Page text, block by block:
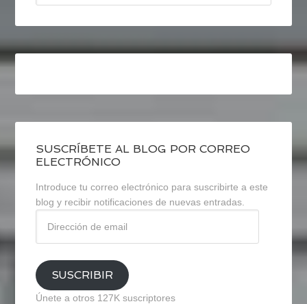
SUSCRÍBETE AL BLOG POR CORREO
ELECTRÓNICO
Introduce tu correo electrónico para suscribirte a este
blog y recibir notificaciones de nuevas entradas.
email
SUSCRIBIR
Únete a otros 127K suscriptores